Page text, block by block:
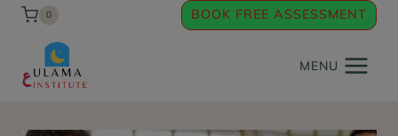
Skip
content
0 BOOK FREE ASSESSMENT
MENU